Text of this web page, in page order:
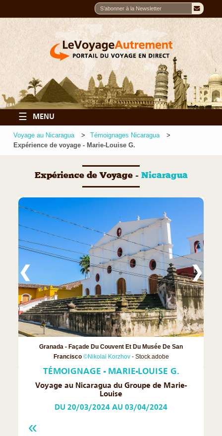
☰ MENU
Voyage au Nicaragua
Témoignages Nicaragua
Expérience de voyage - Marie-Louise G.
Expérience de Voyage - Nicaragua
Granada - Façade Du Couvent Et Du Musée De San
Francisco ©Nikolai Korzhov- Stock.adobe
❮ ❯
TÉMOIGNAGE - MARIE-LOUISE G.
Voyage au Nicaragua du Groupe de Marie-
Louise
DU 20/03/2024 AU 03/04/2024